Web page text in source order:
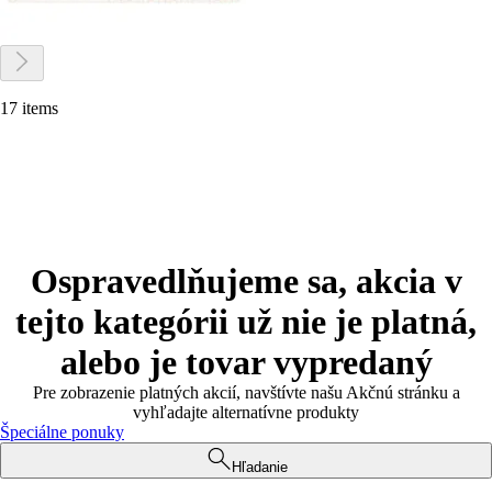
17 items
Ospravedlňujeme sa, akcia v
tejto kategórii už nie je platná,
alebo je tovar vypredaný
Pre zobrazenie platných akcií, navštívte našu Akčnú stránku a
vyhľadajte alternatívne produkty
Špeciálne ponuky
Hľadanie